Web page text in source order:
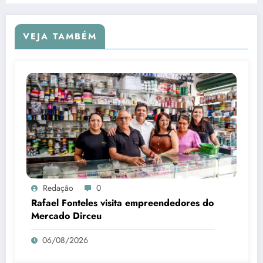
VEJA TAMBÉM
Redação 0
Rafael Fonteles visita empreendedores do
Mercado Dirceu
06/08/2026